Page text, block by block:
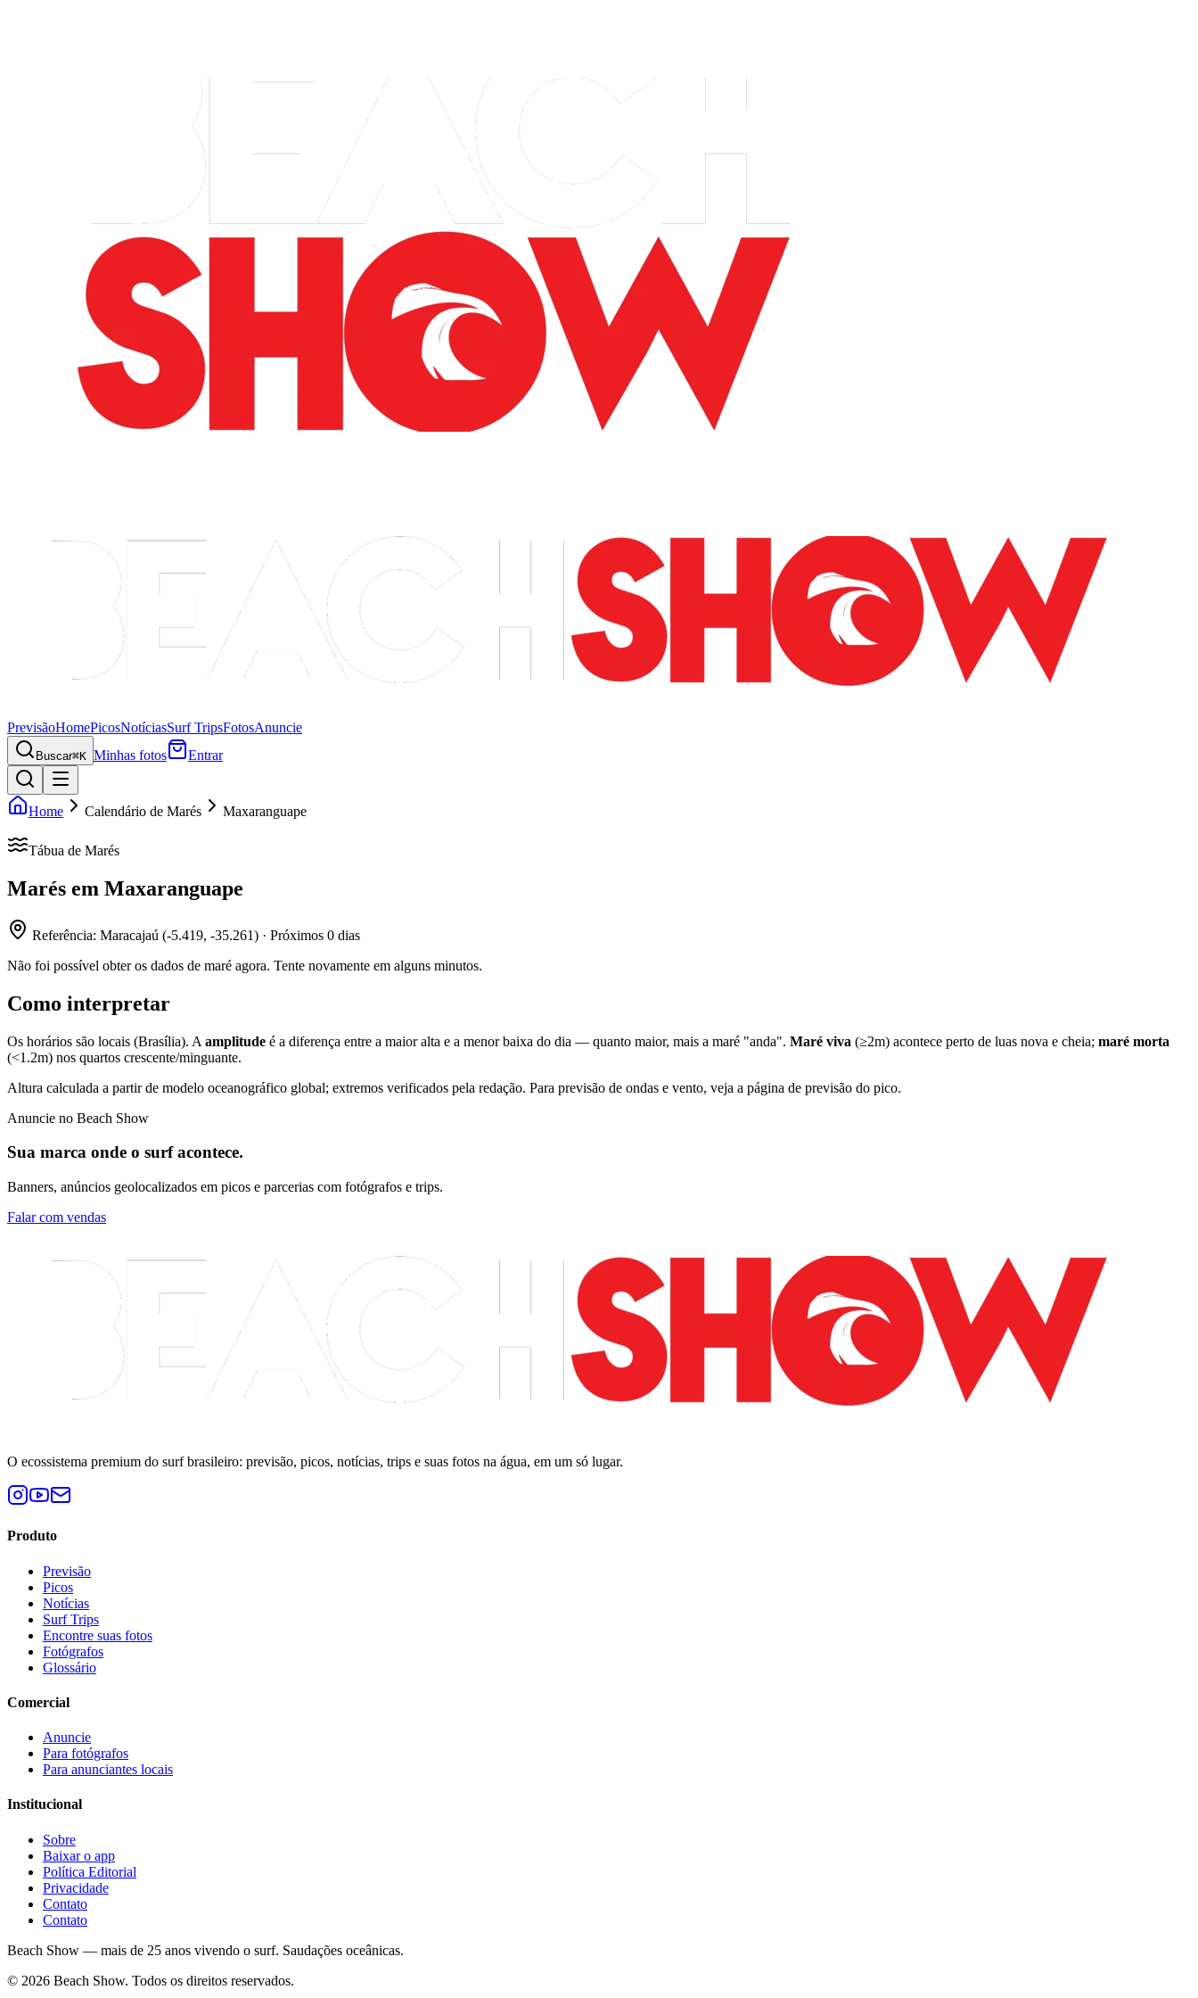
PrevisãoHomePicosNotíciasSurf TripsFotosAnuncie
Buscar⌘K Minhas fotos Entrar
Home Calendário de Marés Maxaranguape
Tábua de Marés
Marés em Maxaranguape
Referência: Maracajaú (-5.419, -35.261) · Próximos 0 dias
Não foi possível obter os dados de maré agora. Tente novamente em alguns minutos.
Como interpretar
Os horários são locais (Brasília). A amplitude é a diferença entre a maior alta e a menor baixa do dia — quanto maior, mais a maré "anda". Maré viva (≥2m) acontece perto de luas nova e cheia; maré morta
(<1.2m) nos quartos crescente/minguante.
Altura calculada a partir de modelo oceanográfico global; extremos verificados pela redação. Para previsão de ondas e vento, veja a página de previsão do pico.
Anuncie no Beach Show
Sua marca onde o surf acontece.
Banners, anúncios geolocalizados em picos e parcerias com fotógrafos e trips.
Falar com vendas
O ecossistema premium do surf brasileiro: previsão, picos, notícias, trips e suas fotos na água, em um só lugar.
Produto
Previsão
Picos
Notícias
Surf Trips
Encontre suas fotos
Fotógrafos
Glossário
Comercial
Anuncie
Para fotógrafos
Para anunciantes locais
Institucional
Sobre
Baixar o app
Política Editorial
Privacidade
Contato
Contato
Beach Show — mais de 25 anos vivendo o surf. Saudações oceânicas.
© 2026 Beach Show. Todos os direitos reservados.